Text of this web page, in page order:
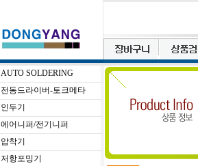
AUTO SOLDERING
전동드라이버-토크메타
인두기
에어니퍼/전기니퍼
압착기
저항포밍기